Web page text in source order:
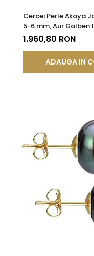
Cercei Perle Akoya
5-6 mm, Aur Galben
Tortiță Închisă -
| KASKADDA®
1.960,80 RON
ADAUGA IN